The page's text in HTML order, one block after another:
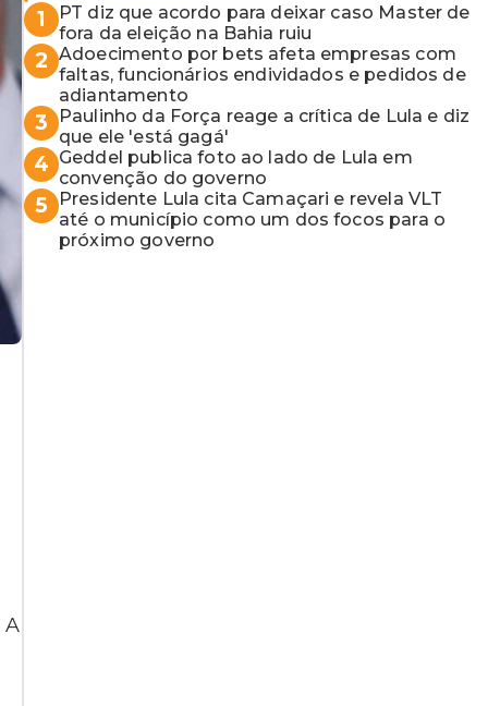
A
1
PT diz que acordo para deixar caso Master de
fora da eleição na Bahia ruiu
2 Adoecimento por bets afeta empresas com
faltas, funcionários endividados e pedidos de
adiantamento
3
Paulinho da Força reage a crítica de Lula e diz
que ele 'está gagá'
4 Geddel publica foto ao lado de Lula em
convenção do governo
5
Presidente Lula cita Camaçari e revela VLT
até o município como um dos focos para o
próximo governo